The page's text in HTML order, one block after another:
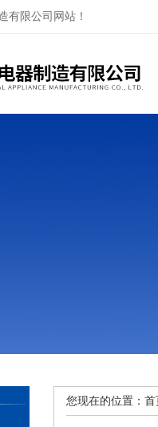
有限公司网站！
您现在的位置： 首